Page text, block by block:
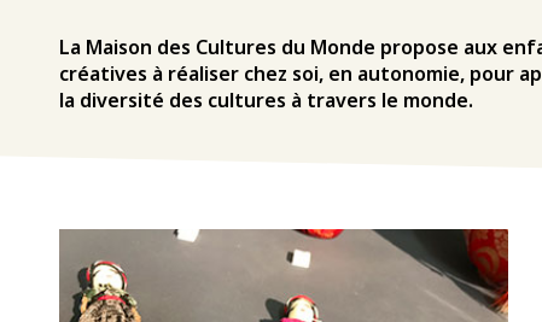
La Maison des Cultures du Monde propose aux
créatives à réaliser chez soi, en autonomie, pour
la diversité des cultures à travers le monde.